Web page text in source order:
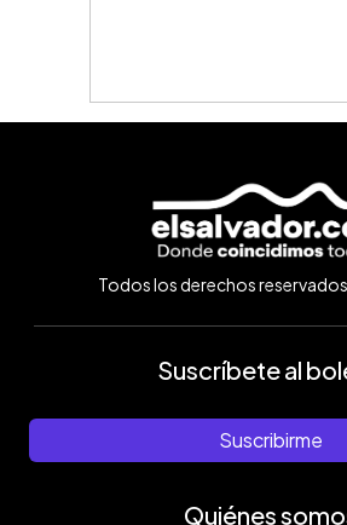
Todos los derechos
Suscríbete al
Suscribirme
Quiénes